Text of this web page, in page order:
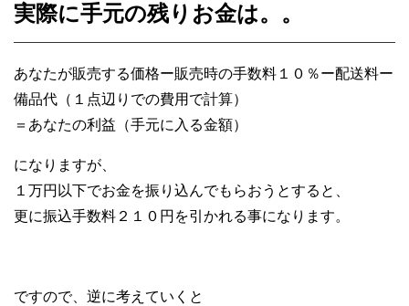
実際に手元の残りお金は。。
あなたが販売する価格ー販売時の手数料１０％ー配送料ー
備品代（１点辺りでの費用で計算）
＝あなたの利益（手元に入る金額）
になりますが、
１万円以下でお金を振り込んでもらおうとすると、
更に振込手数料２１０円を引かれる事になります。
ですので、逆に考えていくと